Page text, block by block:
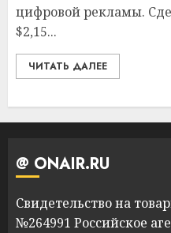
цифровой рекламы.
$2,15...
ЧИТАТЬ ДАЛЕЕ
@ ONAIR.RU
Свидетельство на
№264991 Российское